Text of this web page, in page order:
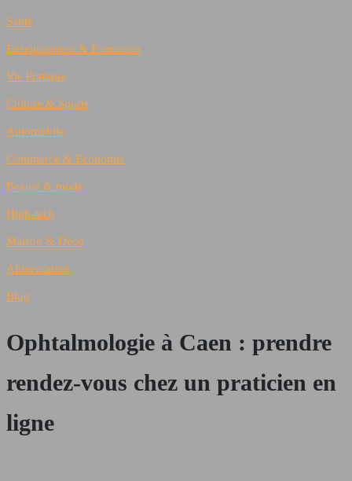
Santé
Enseignement & Formation
Vie Pratique
Culture & Sports
Automobile
Commerce & Economie
Beauté & mode
High-tech
Maison & Déco
Alimentation
Blog
Ophtalmologie à Caen : prendre
rendez-vous chez un praticien en
ligne